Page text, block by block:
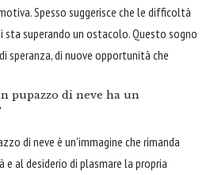
Spesso suggerisce che le difficoltà
sta superando un ostacolo. Questo sogno
speranza, di nuove opportunità che
pupazzo di neve ha un
di neve è un'immagine che rimanda
al desiderio di plasmare la propria